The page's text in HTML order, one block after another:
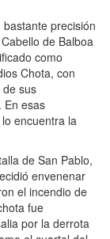
precisión
de Balboa
como
Chota, con
sus
En esas
encuentra la
de San Pablo,
envenenar
el incendio de
fue
por la derrota